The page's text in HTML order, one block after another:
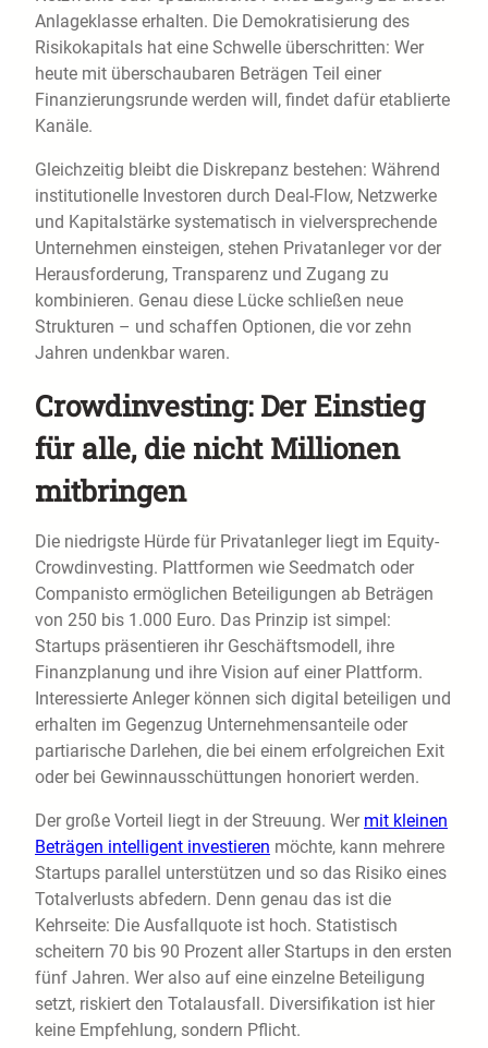
Anlageklasse erhalten. Die Demokratisierung des
Risikokapitals hat eine Schwelle überschritten: Wer
heute mit überschaubaren Beträgen Teil einer
Finanzierungsrunde werden will, findet dafür etablierte
Kanäle.
Gleichzeitig bleibt die Diskrepanz bestehen: Während
institutionelle Investoren durch Deal-Flow, Netzwerke
und Kapitalstärke systematisch in vielversprechende
Unternehmen einsteigen, stehen Privatanleger vor der
Herausforderung, Transparenz und Zugang zu
kombinieren. Genau diese Lücke schließen neue
Strukturen – und schaffen Optionen, die vor zehn
Jahren undenkbar waren.
Crowdinvesting: Der Einstieg
für alle, die nicht Millionen
mitbringen
Die niedrigste Hürde für Privatanleger liegt im Equity-
Crowdinvesting. Plattformen wie Seedmatch oder
Companisto ermöglichen Beteiligungen ab Beträgen
von 250 bis 1.000 Euro. Das Prinzip ist simpel:
Startups präsentieren ihr Geschäftsmodell, ihre
Finanzplanung und ihre Vision auf einer Plattform.
Interessierte Anleger können sich digital beteiligen und
erhalten im Gegenzug Unternehmensanteile oder
partiarische Darlehen, die bei einem erfolgreichen Exit
oder bei Gewinnausschüttungen honoriert werden.
Der große Vorteil liegt in der Streuung. Wer mit kleinen
Beträgen intelligent investieren möchte, kann mehrere
Startups parallel unterstützen und so das Risiko eines
Totalverlusts abfedern. Denn genau das ist die
Kehrseite: Die Ausfallquote ist hoch. Statistisch
scheitern 70 bis 90 Prozent aller Startups in den ersten
fünf Jahren. Wer also auf eine einzelne Beteiligung
setzt, riskiert den Totalausfall. Diversifikation ist hier
keine Empfehlung, sondern Pflicht.